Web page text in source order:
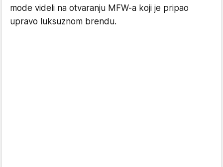
mode videli na otvaranju MFW-a koji je pripao
upravo luksuznom brendu.